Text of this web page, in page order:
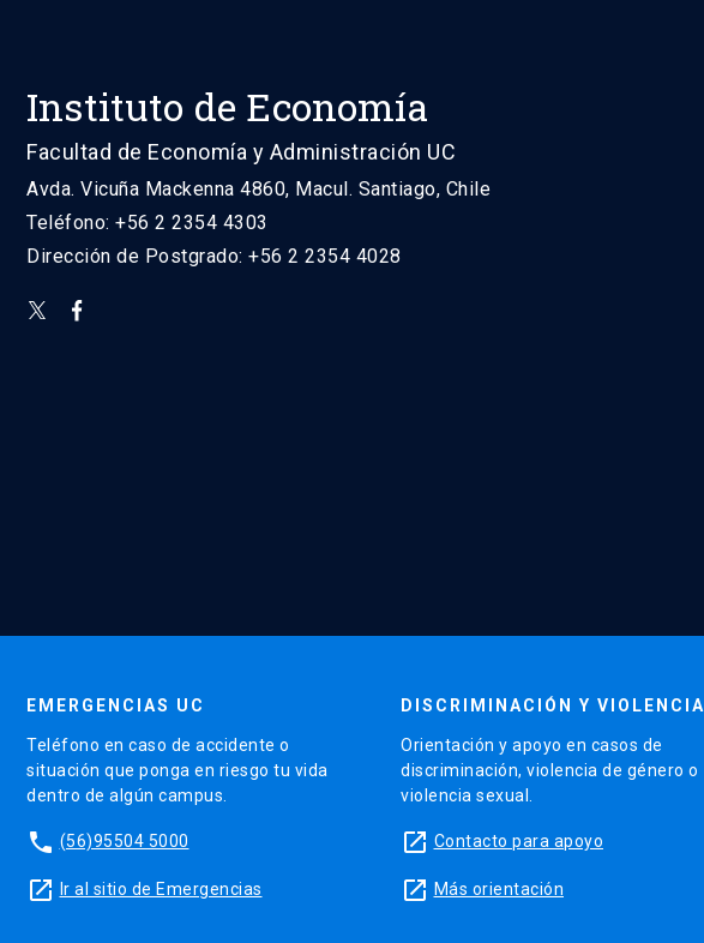
Instituto de Economía
Facultad de Economía y Administración UC
Avda. Vicuña Mackenna 4860, Macul. Santiago, Chile
Teléfono: +56 2 2354 4303
Dirección de Postgrado: +56 2 2354 4028
EMERGENCIAS UC
Teléfono en caso de accidente o
situación que ponga en riesgo tu vida
dentro de algún campus.
phone (56)95504 5000
launch Ir al sitio de Emergencias
DISCRIMINACIÓN Y VIOLENCIA
Orientación y apoyo en casos de
discriminación, violencia de género o
violencia sexual.
launch Contacto para apoyo
launch Más orientación